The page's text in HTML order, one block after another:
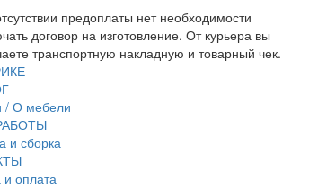
предоплаты нет необходимости
договор на изготовление. От курьера вы
транспортную накладную и товарный чек.
/ О мебели
и сборка
и оплата